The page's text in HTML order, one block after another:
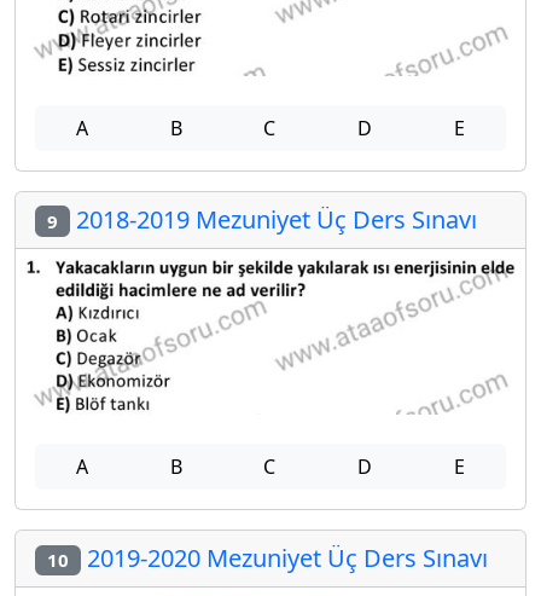
A B C D E
9 2018-2019 Mezuniyet Üç Ders Sınavı
A B C D E
10 2019-2020 Mezuniyet Üç Ders Sınavı